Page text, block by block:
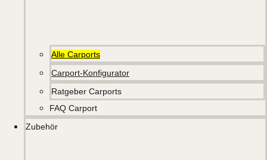
Alle Carports
Carport-Konfigurator
Ratgeber Carports
FAQ Carport
Zubehör